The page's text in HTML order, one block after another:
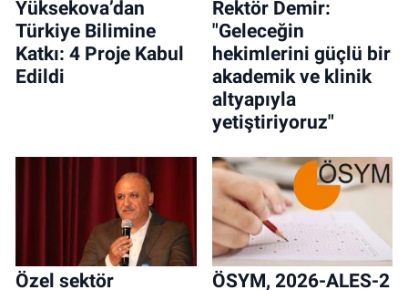
Yüksekova’dan
Türkiye Bilimine
Katkı: 4 Proje Kabul
Edildi
Rektör Demir:
"Geleceğin
hekimlerini güçlü bir
akademik ve klinik
altyapıyla
yetiştiriyoruz"
Özel sektör ÖSYM, 2026-ALES-2